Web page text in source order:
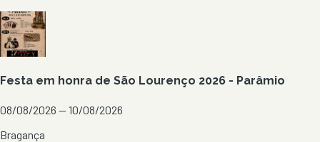
Festa em honra de São Lourenço 2026 - Parâmio
08/08/2026 — 10/08/2026
Bragança